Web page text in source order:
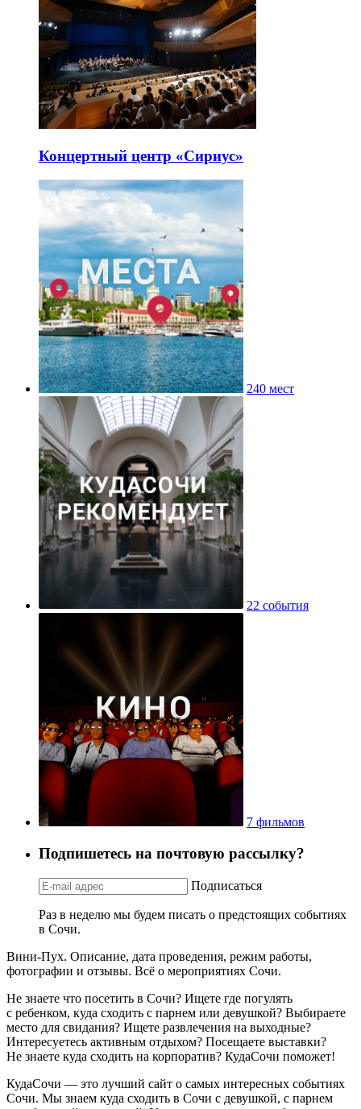
Концертный центр «Сириус»
240 мест
22 события
7 фильмов
Подпишетесь на почтовую рассылку?
Подписаться
Раз в неделю мы будем писать о предстоящих событиях
в Сочи.
Вини-Пух. Описание, дата проведения, режим работы,
фотографии и отзывы. Всё о мероприятиях Сочи.
Не знаете что посетить в Сочи? Ищете где погулять
с ребенком, куда сходить с парнем или девушкой? Выбираете
место для свидания? Ищете развлечения на выходные?
Интересуетесь активным отдыхом? Посещаете выставки?
Не знаете куда сходить на корпоратив? КудаСочи поможет!
КудаСочи — это лучший сайт о самых интересных событиях
Сочи. Мы знаем куда сходить в Сочи с девушкой, с парнем